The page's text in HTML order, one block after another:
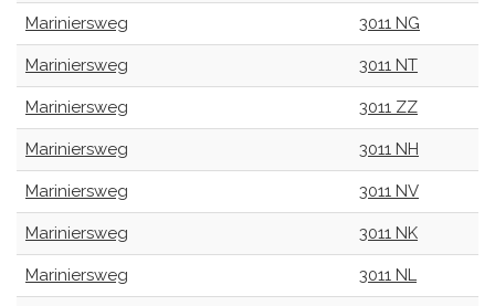
Mariniersweg 3011 NG
Mariniersweg 3011 NT
Mariniersweg 3011 ZZ
Mariniersweg 3011 NH
Mariniersweg 3011 NV
Mariniersweg 3011 NK
Mariniersweg 3011 NL